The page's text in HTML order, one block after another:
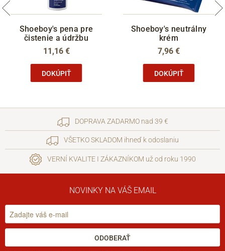
Shoeboy's pena pre
čistenie a údržbu
11,16 €
DOKÚPIŤ
Shoeboy's neutrálny
krém
7,96 €
DOKÚPIŤ
DOPRAVA ZADARMO nad 39 €
VŠETKO SKLADOM ihneď k odoslaniu
VERNÍ KVALITE I ZÁKAZNÍKOM už od roku 1990
NOVINKY NA VÁŠ EMAIL
ODOBERAŤ